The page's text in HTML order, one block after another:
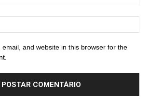
email, and website in this browser for the